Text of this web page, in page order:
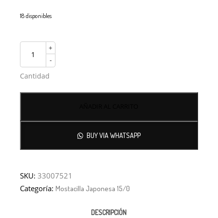
18 disponibles
+
-
Cantidad
BUY VIA WHATSAPP
SKU:33007521
Categoría:Mostacilla Japonesa 15/0
DESCRIPCIÓN